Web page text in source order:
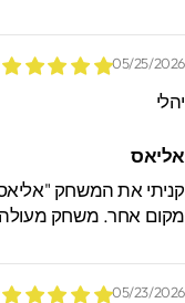
05/25/
את המשחק
אחר. משחק מעולה
05/23/